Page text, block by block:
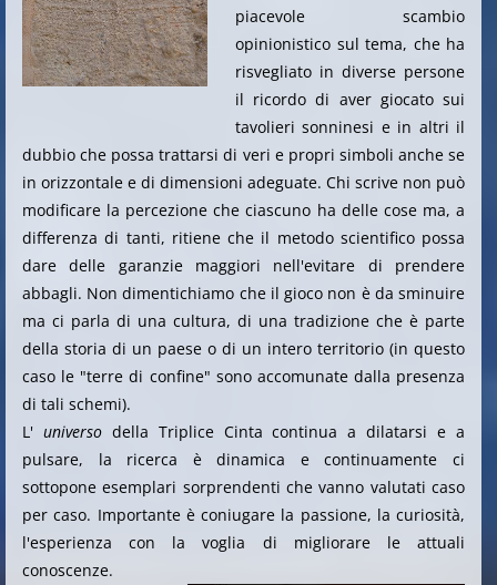
piacevole scambio
opinionistico sul tema, che ha
risvegliato in diverse persone
il ricordo di aver giocato sui
tavolieri sonninesi e in altri il
dubbio che possa trattarsi di veri e propri simboli anche se
in orizzontale e di dimensioni adeguate. Chi scrive non può
modificare la percezione che ciascuno ha delle cose ma, a
differenza di tanti, ritiene che il metodo scientifico possa
dare delle garanzie maggiori nell'evitare di prendere
abbagli. Non dimentichiamo che il gioco non è da sminuire
ma ci parla di una cultura, di una tradizione che è parte
della storia di un paese o di un intero territorio (in questo
caso le "terre di confine" sono accomunate dalla presenza
di tali schemi).
L' universodella Triplice Cinta continua a dilatarsi e a
pulsare, la ricerca è dinamica e continuamente ci
sottopone esemplari sorprendenti che vanno valutati caso
per caso. Importante è coniugare la passione, la curiosità,
l'esperienza con la voglia di migliorare le attuali
conoscenze.